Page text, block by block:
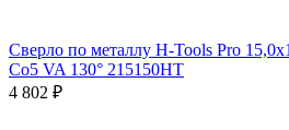
Сверло по металлу H-Tools Pro
Co5 VA 130° 215150HT
4 802 ₽